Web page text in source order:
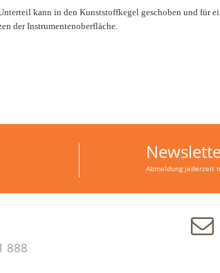
kann in den Kunststoffkegel geschoben und für
der Instrumentenoberfläche.
Abmeldung jederzeit
888